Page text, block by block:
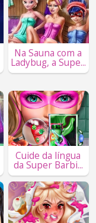
Na Sauna com a
Ladybug, a Supe...
Cuide da língua
da Super Barbi...